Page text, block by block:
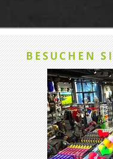
BESUCHEN